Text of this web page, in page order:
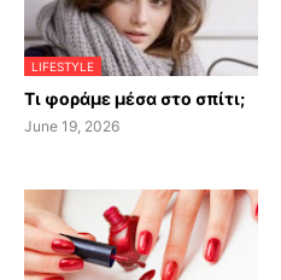
LIFESTYLE
Τι φοράμε μέσα στο σπίτι;
June 19, 2026